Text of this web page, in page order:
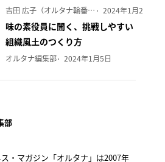
吉田 広子（オルタナ輪番編集長） 2024年1月29日
味の素役員に聞く、挑戦しやすい
組織風土のつくり方
オルタナ編集部 2024年1月5日
部
・マガジン「オルタナ」は2007年